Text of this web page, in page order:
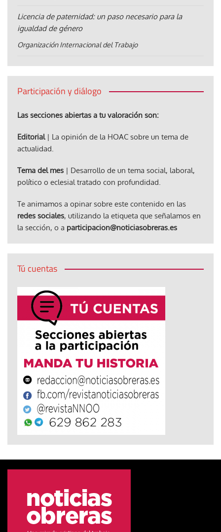
Licencia de paternidad: un paso necesario para la
igualdad de género
Organización Internacional del Trabajo
Participación y diálogo
Las secciones abiertas a tu valoración son:
Editorial| La opinión de la HOAC sobre un tema de
actualidad.
Tema del mes | Desarrollo de un tema social, laboral,
político o eclesial tratado con profundidad.
Te animamos a opinar sobre este contenido en las
redes sociales, utilizando la etiqueta que señalamos en
la sección, o a participacion@noticiasobreras.es
Tú cuentas